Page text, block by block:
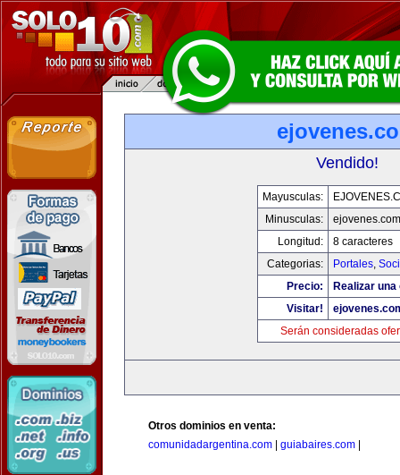
Vendido!
Mayusculas:
Minusculas:
ejovenes.com
Longitud:
8 caracteres
Categorias:
Portales,
Precio:
Realizar
Visitar!
Serán consideradas
Otros dominios en venta:
comunidadargentina.com
guiabaires.com